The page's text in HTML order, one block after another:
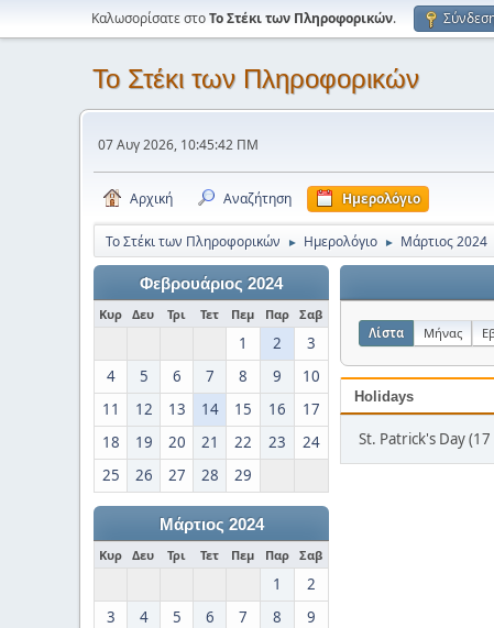
Καλωσορίσατε στοΤο Στέκι των Πληροφορικών.
Το Στέκι των Πληροφορικών
07 Αυγ 2026, 10:45:42 ΠΜ
Αρχική Αναζήτηση Ημερολόγιο
Το Στέκι των Πληροφορικών ► Ημερολόγιο ► Μάρτιος 2024
Φεβρουάριος 2024
Κυρ Δευ Τρι Τετ Πεμ Παρ Σαβ
1 2
3
4
5 6 7 8 9
10
11
12 13 14 15 16
17
18
19 20 21 22 23
24
25
26 27 28 29
Μάρτιος 2024
Κυρ Δευ Τρι Τετ Πεμ Παρ Σαβ
1
2
3
4 5 6 7 8
9
Λίστα Μήνας
Holidays
St. Patrick's Day